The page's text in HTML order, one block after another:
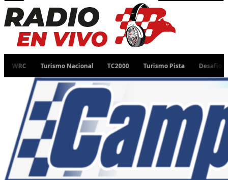
Turismo Nacional TC2000 Turismo Pista Desafío Ruta 40